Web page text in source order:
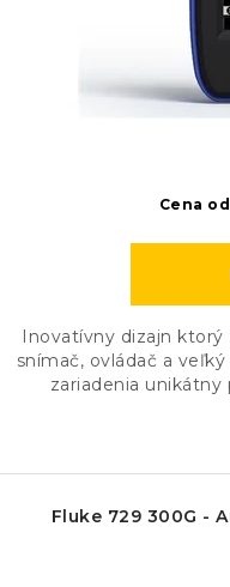
Cena
Inovatívny dizajn
snímač, ovládač a
zariadenia
Fluke 729 300G -